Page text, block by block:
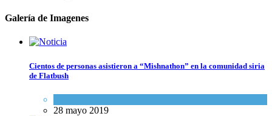
Galería de Imagenes
Cientos de personas asistieron a “Mishnathon” en la comunidad siria
de Flatbush
28 mayo 2019